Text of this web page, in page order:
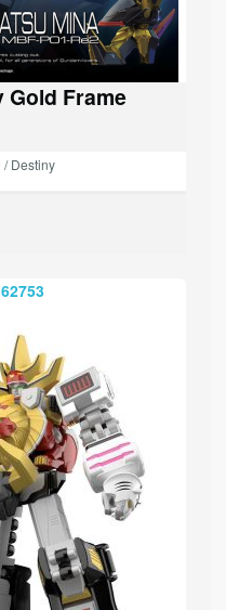
Gold Frame
/ Destiny